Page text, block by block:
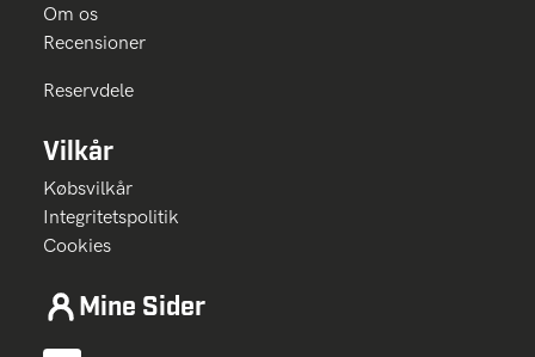
Om os
Recensioner
Reservdele
Vilkår
Købsvilkår
Integritetspolitik
Cookies
Mine Sider